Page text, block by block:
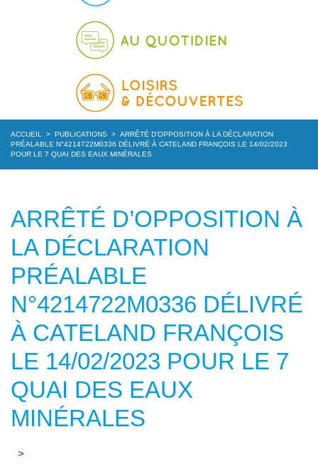
ACCUEIL > PUBLICATIONS > ARRÊTÉ D’OPPOSITION À LA DÉCLARATION
PRÉALABLE N°4214722M0336 DÉLIVRÉ À CATELAND FRANÇOIS LE 14/02/2023
POUR LE 7 QUAI DES EAUX MINÉRALES
ARRÊTÉ D’OPPOSITION À
LA DÉCLARATION
PRÉALABLE
N°4214722M0336 DÉLIVRÉ
À CATELAND FRANÇOIS
LE 14/02/2023 POUR LE 7
QUAI DES EAUX
MINÉRALES
>